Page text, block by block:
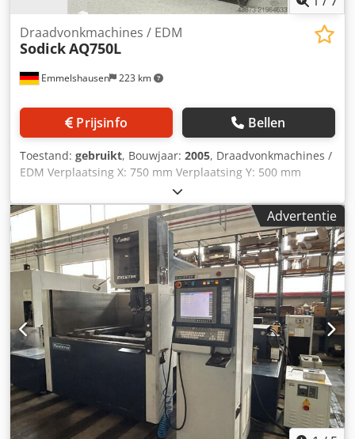
Emmelshausen 223 km
Draadvonkmachines / EDM
SodickAQ750L
Prijsinfo Bellen
Toestand: gebruikt, Bouwjaar: 2005, Draadvonkmachines /
EDM Verplaatsing X: 750 mm Verplaatsing Y: 500 mm
Verplaatsing Z: 400 mm Max. werkstukafmeting X: 1050
mm Max. werkstukafmeting Y: 750 mm Max.
werkstukafmeting Z: 400 mm Max. werkstukgewicht: 1500
kg Csdsy Tl I Hspfx Ak Ajha met automatische draadinvoer
U- / V-as: 770 x 520 mm Machineafmetingen: 2050 x 2850 x
2295 mm Machinegewicht: 6000 kg Diëlektricumsysteem:
bad-erosie CNC-besturing: LQ33W • Lineaire
motoraandrijvingen (X/Y/U/V) • Glasliniaal meetsysteem •
Spelingvrije aandrijving • Automatische hogesnelheids-
draadinvoer (AWT) • Keramische componenten •
Geavanceerde hoekbesturing • LAN- / netwerkaansluiting •
Diëlektricum-koelunit • Geïntegreerde
spanningsstabilisator • Precisiebeweging
Advertentie